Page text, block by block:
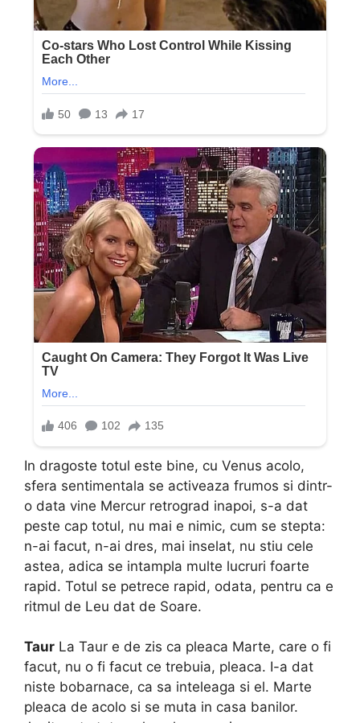
In dragoste totul este bine, cu Venus acolo,
sfera sentimentala se activeaza frumos si dintr-
o data vine Mercur retrograd inapoi, s-a dat
peste cap totul, nu mai e nimic, cum se stepta:
n-ai facut, n-ai dres, mai inselat, nu stiu cele
astea, adica se intampla multe lucruri foarte
rapid. Totul se petrece rapid, odata, pentru ca e
ritmul de Leu dat de Soare.
Taur La Taur e de zis ca pleaca Marte, care o fi
facut, nu o fi facut ce trebuia, pleaca. I-a dat
niste bobarnace, ca sa inteleaga si el. Marte
pleaca de acolo si se muta in casa banilor.